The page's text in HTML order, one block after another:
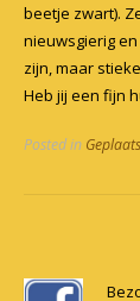
beetje zwart).
nieuwsgierig
zijn, maar
Heb jij een fijn
Posted in